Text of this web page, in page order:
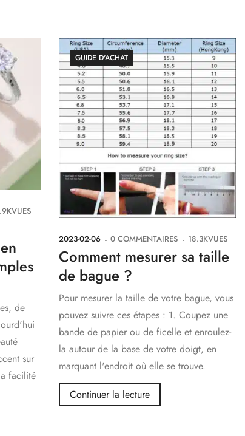
VUES
de
sur
facilité
GUIDE D'ACHAT
2023-02-06 0COMMENTAIRES 18.3KVUES
Comment mesurer sa taille
de bague ?
Pour mesurer la taille de votre bague, vous
pouvez suivre ces étapes : 1. Coupez une
bande de papier ou de ficelle et enroulez-
la autour de la base de votre doigt, en
marquant l'endroit où elle se trouve.
Continuer la lecture